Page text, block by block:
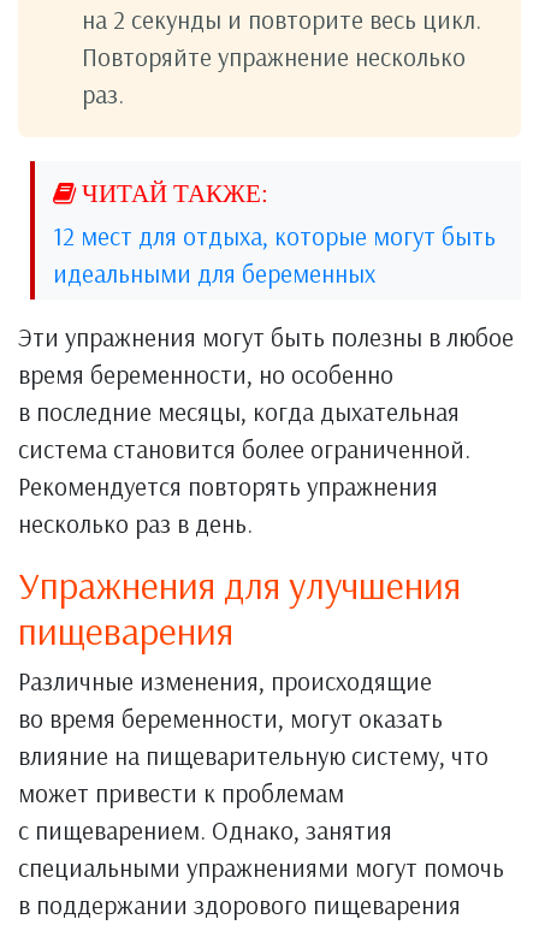
на 2 секунды и повторите весь цикл.
Повторяйте упражнение несколько
раз.
12 мест для отдыха, которые могут быть
идеальными для беременных
Эти упражнения могут быть полезны в любое
время беременности, но особенно
в последние месяцы, когда дыхательная
система становится более ограниченной.
Рекомендуется повторять упражнения
несколько раз в день.
Упражнения для улучшения
пищеварения
Различные изменения, происходящие
во время беременности, могут оказать
влияние на пищеварительную систему, что
может привести к проблемам
с пищеварением. Однако, занятия
специальными упражнениями могут помочь
в поддержании здорового пищеварения